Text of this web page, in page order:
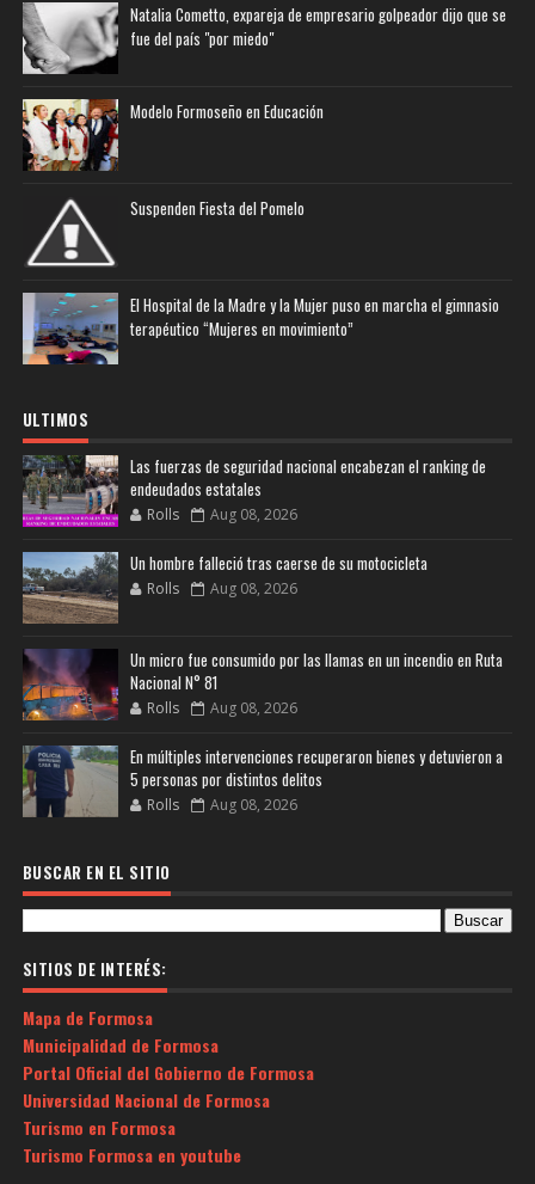
Natalia Cometto, expareja de empresario golpeador dijo que se
fue del país "por miedo"
Modelo Formoseño en Educación
Suspenden Fiesta del Pomelo
El Hospital de la Madre y la Mujer puso en marcha el gimnasio
terapéutico “Mujeres en movimiento”
ULTIMOS
Las fuerzas de seguridad nacional encabezan el ranking de
endeudados estatales
Rolls Aug 08, 2026
Un hombre falleció tras caerse de su motocicleta
Rolls Aug 08, 2026
Un micro fue consumido por las llamas en un incendio en Ruta
Nacional N° 81
Rolls Aug 08, 2026
En múltiples intervenciones recuperaron bienes y detuvieron a
5 personas por distintos delitos
Rolls Aug 08, 2026
BUSCAR EN EL SITIO
SITIOS DE INTERÉS:
Mapa de Formosa
Municipalidad de Formosa
Portal Oficial del Gobierno de Formosa
Universidad Nacional de Formosa
Turismo en Formosa
Turismo Formosa en youtube